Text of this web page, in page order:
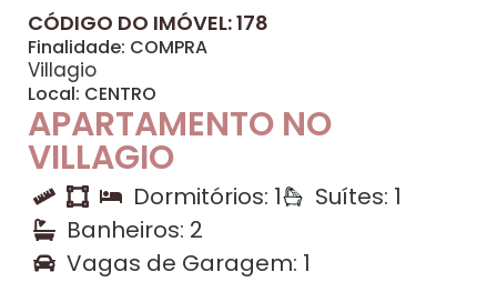
CÓDIGO DO IMÓVEL: 178
Finalidade: COMPRA
Villagio
Local: CENTRO
APARTAMENTO NO
VILLAGIO
Dormitórios: 1
Suítes: 1
Banheiros: 2
Vagas de Garagem: 1